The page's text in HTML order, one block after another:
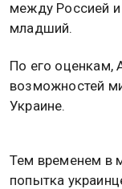
между Россией
младший.
По его оценкам,
возможностей
Украине.
Тем временем в
попытка